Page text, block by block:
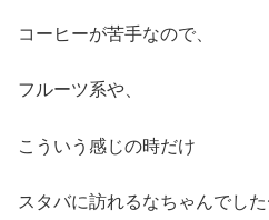
コーヒーが苦手なので、
フルーツ系や、
こういう感じの時だけ
スタバに訪れるなちゃんでした